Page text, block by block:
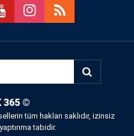
365 ©
tüm hakları saklıdır, izinsiz
tabidir.